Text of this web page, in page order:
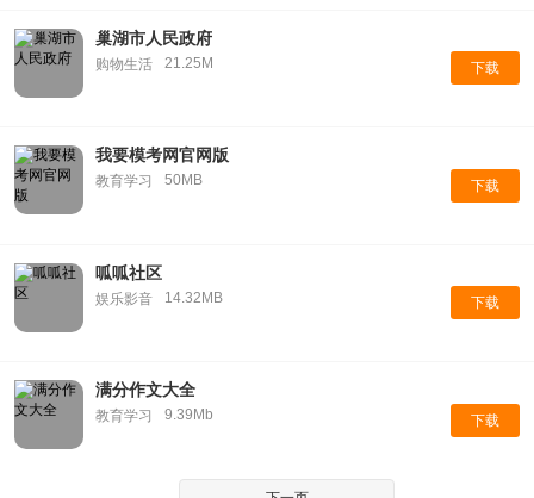
巢湖市人民政府
购物生活 21.25M 下载
我要模考网官网版
教育学习 50MB 下载
呱呱社区
娱乐影音 14.32MB 下载
满分作文大全
教育学习 9.39Mb 下载